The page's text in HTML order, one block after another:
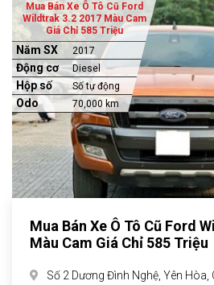
Mua Bán Xe Ô Tô Cũ Ford
Wildtrak 3.2 2017 Màu Cam
Giá Chỉ 585 Triệu
Năm SX 2017
Động cơ Diesel
Hộp số Số tự động
Odo 70,000 km
Mua Bán Xe Ô Tô Cũ Ford
Màu Cam Giá Chỉ 585 Triệu
Số 2 Dương Đình Nghệ, Yên Hòa,